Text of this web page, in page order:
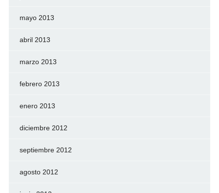
mayo 2013
abril 2013
marzo 2013
febrero 2013
enero 2013
diciembre 2012
septiembre 2012
agosto 2012